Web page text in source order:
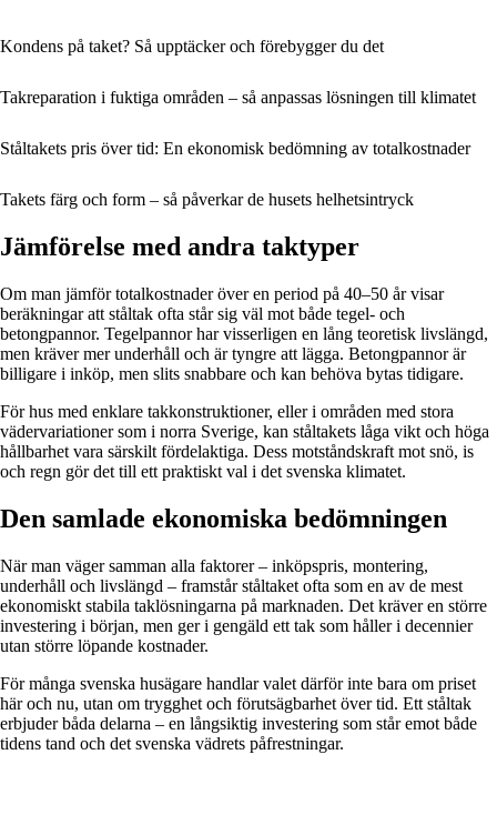
Kondens på taket? Så upptäcker och förebygger du det
Takreparation i fuktiga områden – så anpassas lösningen till klimatet
Ståltakets pris över tid: En ekonomisk bedömning av totalkostnader
Takets färg och form – så påverkar de husets helhetsintryck
Jämförelse med andra taktyper
Om man jämför totalkostnader över en period på 40–50 år visar
beräkningar att ståltak ofta står sig väl mot både tegel- och
betongpannor. Tegelpannor har visserligen en lång teoretisk livslängd,
men kräver mer underhåll och är tyngre att lägga. Betongpannor är
billigare i inköp, men slits snabbare och kan behöva bytas tidigare.
För hus med enklare takkonstruktioner, eller i områden med stora
vädervariationer som i norra Sverige, kan ståltakets låga vikt och höga
hållbarhet vara särskilt fördelaktiga. Dess motståndskraft mot snö, is
och regn gör det till ett praktiskt val i det svenska klimatet.
Den samlade ekonomiska bedömningen
När man väger samman alla faktorer – inköpspris, montering,
underhåll och livslängd – framstår ståltaket ofta som en av de mest
ekonomiskt stabila taklösningarna på marknaden. Det kräver en större
investering i början, men ger i gengäld ett tak som håller i decennier
utan större löpande kostnader.
För många svenska husägare handlar valet därför inte bara om priset
här och nu, utan om trygghet och förutsägbarhet över tid. Ett ståltak
erbjuder båda delarna – en långsiktig investering som står emot både
tidens tand och det svenska vädrets påfrestningar.